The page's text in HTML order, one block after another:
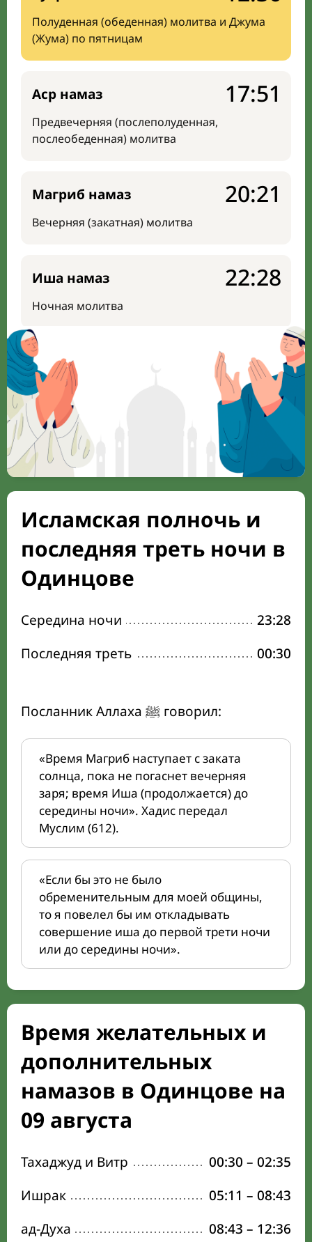
Полуденная (обеденная) молитва и Джума
(Жума) по пятницам
Аср намаз
Предвечерняя (послеполуденная,
послеобеденная) молитва
17:51
Магриб намаз
Вечерняя (закатная) молитва
20:21
Иша намаз
Ночная молитва
22:28
Исламская полночь и
последняя треть ночи в
Одинцове
Середина ночи
23:28
Последняя треть
00:30
Посланник Аллаха ﷺ говорил:
«Время Магриб наступает с заката
солнца, пока не погаснет вечерняя
заря; время Иша (продолжается) до
середины ночи». Хадис передал
Муслим (612).
«Если бы это не было
обременительным для моей общины,
то я повелел бы им откладывать
совершение иша до первой трети ночи
или до середины ночи».
Время желательных и
дополнительных
намазов в Одинцове на
09 августа
Тахаджуд и Витр 00:30 – 02:35
Ишрак
05:11 – 08:43
ад-Духа
08:43 – 12:36